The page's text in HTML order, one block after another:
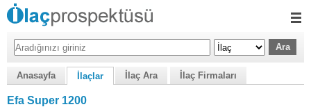
Anasayfa İlaçlar İlaç Ara İlaç Firmaları
Efa Super 1200